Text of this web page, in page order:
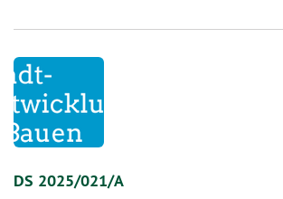
DS 2025/021/A